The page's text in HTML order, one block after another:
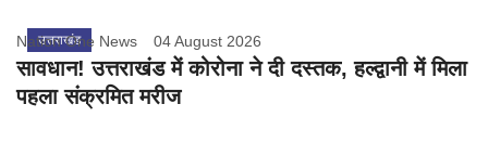
उत्तराखंड
Nation One News 04 August 2026
सावधान! उत्तराखंड में कोरोना ने दी दस्तक, हल्द्वानी में मिला
पहला संक्रमित मरीज